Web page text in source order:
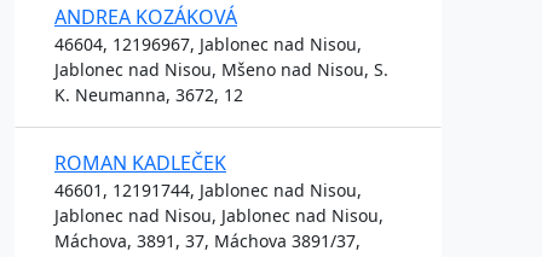
ANDREA KOZÁKOVÁ
46604, 12196967, Jablonec nad Nisou,
Jablonec nad Nisou, Mšeno nad Nisou, S.
K. Neumanna, 3672, 12
ROMAN KADLEČEK
46601, 12191744, Jablonec nad Nisou,
Jablonec nad Nisou, Jablonec nad Nisou,
Máchova, 3891, 37, Máchova 3891/37,